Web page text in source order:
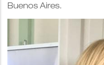
Buenos Aires.